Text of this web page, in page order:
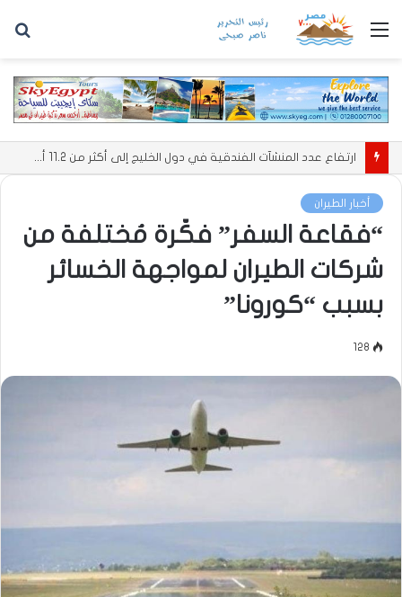
القائمة
ارتفاع عدد المنشآت الفندقية في دول الخليج إلى أكثر من 11.2 ألف منشأة
أخبار الطيران
“فقاعة السفر” فكّرة مُختلفة من
شركات الطيران لمواجهة الخسائر
بسبب “كورونا”
128